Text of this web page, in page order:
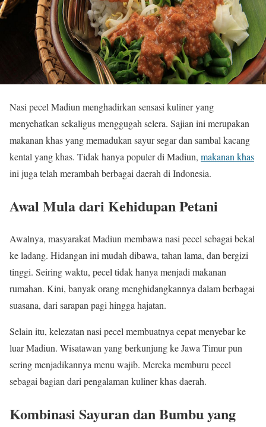
Nasi pecel Madiun menghadirkan sensasi kuliner yang
menyehatkan sekaligus menggugah selera. Sajian ini merupakan
makanan khas yang memadukan sayur segar dan sambal kacang
kental yang khas. Tidak hanya populer di Madiun, makanan khas
ini juga telah merambah berbagai daerah di Indonesia.
Awal Mula dari Kehidupan Petani
Awalnya, masyarakat Madiun membawa nasi pecel sebagai bekal
ke ladang. Hidangan ini mudah dibawa, tahan lama, dan bergizi
tinggi. Seiring waktu, pecel tidak hanya menjadi makanan
rumahan. Kini, banyak orang menghidangkannya dalam berbagai
suasana, dari sarapan pagi hingga hajatan.
Selain itu, kelezatan nasi pecel membuatnya cepat menyebar ke
luar Madiun. Wisatawan yang berkunjung ke Jawa Timur pun
sering menjadikannya menu wajib. Mereka memburu pecel
sebagai bagian dari pengalaman kuliner khas daerah.
Kombinasi Sayuran dan Bumbu yang